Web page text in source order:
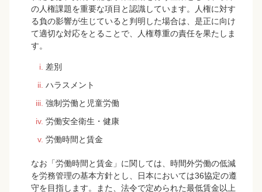
の人権課題を重要な項目と認識しています。人権に対す
る負の影響が生じていると判明した場合は、是正に向け
て適切な対応をとることで、人権尊重の責任を果たしま
す。
差別
ハラスメント
強制労働と児童労働
労働安全衛生・健康
労働時間と賃金
なお「労働時間と賃金」に関しては、時間外労働の低減
を労務管理の基本方針とし、日本においては36協定の遵
守を目指します。また、法令で定められた最低賃金以上